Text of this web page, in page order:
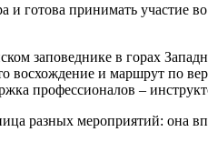
и готова принимать участие
заповеднике в горах
восхождение и маршрут по
профессионалов –
разных мероприятий: она